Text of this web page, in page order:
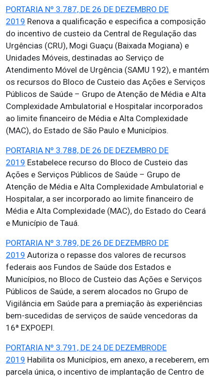
PORTARIA Nº 3.787, DE 26 DE DEZEMBRO DE
2019 Renova a qualificação e especifica a composição
do incentivo de custeio da Central de Regulação das
Urgências (CRU), Mogi Guaçu (Baixada Mogiana) e
Unidades Móveis, destinadas ao Serviço de
Atendimento Móvel de Urgência (SAMU 192), e mantém
os recursos do Bloco de Custeio das Ações e Serviços
Públicos de Saúde – Grupo de Atenção de Média e Alta
Complexidade Ambulatorial e Hospitalar incorporados
ao limite financeiro de Média e Alta Complexidade
(MAC), do Estado de São Paulo e Municípios.
PORTARIA Nº 3.788, DE 26 DE DEZEMBRO DE
2019 Estabelece recurso do Bloco de Custeio das
Ações e Serviços Públicos de Saúde – Grupo de
Atenção de Média e Alta Complexidade Ambulatorial e
Hospitalar, a ser incorporado ao limite financeiro de
Média e Alta Complexidade (MAC), do Estado do Ceará
e Município de Tauá.
PORTARIA Nº 3.789, DE 26 DE DEZEMBRO DE
2019 Autoriza o repasse dos valores de recursos
federais aos Fundos de Saúde dos Estados e
Municípios, no Bloco de Custeio das Ações e Serviços
Públicos de Saúde, a serem alocados no Grupo de
Vigilância em Saúde para a premiação às experiências
bem-sucedidas de serviços de saúde vencedoras da
16ª EXPOEPI.
PORTARIA Nº 3.791, DE 24 DE DEZEMBRODE
2019 Habilita os Municípios, em anexo, a receberem, em
parcela única, o incentivo de implantação de Centro de